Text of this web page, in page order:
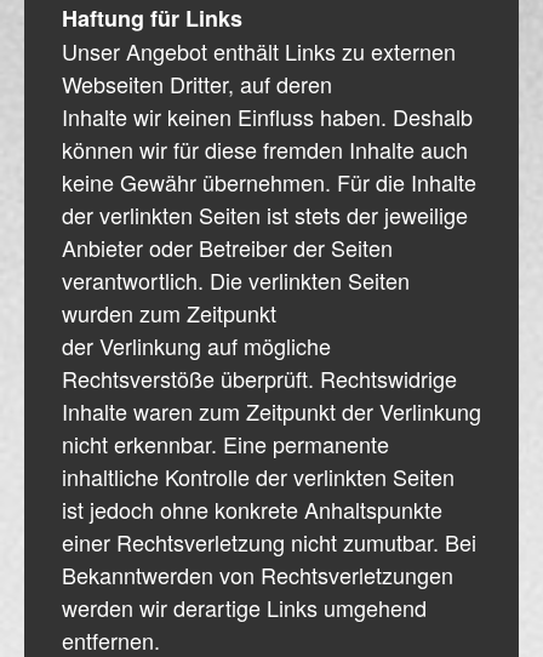
Haftung für Links
Unser Angebot enthält Links zu externen
Webseiten Dritter, auf deren
Inhalte wir keinen Einfluss haben. Deshalb
können wir für diese fremden Inhalte auch
keine Gewähr übernehmen. Für die Inhalte
der verlinkten Seiten ist stets der jeweilige
Anbieter oder Betreiber der Seiten
verantwortlich. Die verlinkten Seiten
wurden zum Zeitpunkt
der Verlinkung auf mögliche
Rechtsverstöße überprüft. Rechtswidrige
Inhalte waren zum Zeitpunkt der Verlinkung
nicht erkennbar. Eine permanente
inhaltliche Kontrolle der verlinkten Seiten
ist jedoch ohne konkrete Anhaltspunkte
einer Rechtsverletzung nicht zumutbar. Bei
Bekanntwerden von Rechtsverletzungen
werden wir derartige Links umgehend
entfernen.